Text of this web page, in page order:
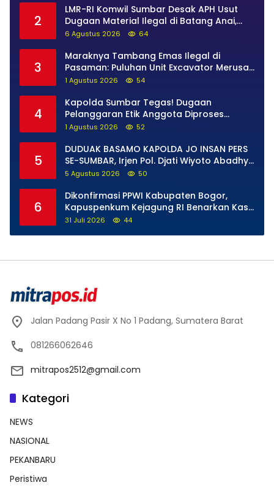
2
LMR-RI Komwil Sumbar Desak APH Usut
Dugaan Material Ilegal di Batang Anai,
Dugaan Keterkaitan PT UHA Diminta
6 Agustus 2026 64
3
Maraknya Tambang Emas Ilegal di
Pasaman: Puluhan Unit Excavator Merusak
Alam, di Kawasan Muaro Sungai Lolo
1 Agustus 2026 54
4
Kapolda Sumbar Tegas! Dugaan
Pelanggaran Etik Anggota Diproses
Tanpa Pandang Bulu, Sidang Etik AKBP F
1 Agustus 2026 52
5
DUDUAK BASAMO KAPOLDA JO INSAN PERS
SE-SUMBAR, Irjen Pol. Djati Wiyoto Abadhy
Tegaskan Tak Ada Ruang bagi Pelanggar
5 Agustus 2026 50
6
Dikonfirmasi PPWI Kabupaten Bogor,
Kapuspenkum Kejagung RI Benarkan Kasi
Pidsus Kejari Kabupaten Bogor Jalani
31 Juli 2026 44
Jalan Padang Pasir X No 1 Padang, Sumatera Barat
081266062646
mitrapos2512@gmail.com
Kategori
NEWS
NASIONAL
PEKANBARU
Peristiwa